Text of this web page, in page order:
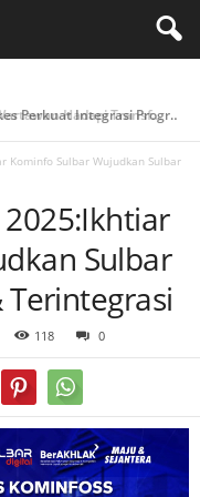
Sinergitas DKPPKB Sulbar dan RSSH Adinkes Perkuat Integrasi Program AIDS, Tuberkulosis & Malaria di ...
Kominfo Sulbar Wujudkan Sulbar
Sulbar
Terintegrasi
118 0